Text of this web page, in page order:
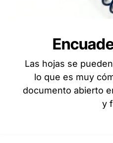
Las hojas se
lo que es muy
documento abierto
y